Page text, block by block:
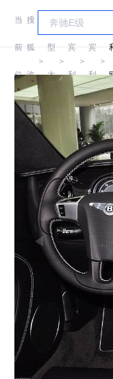
当
前
位
置:
搜
狐
汽
车
＞
车
型
大
＞
宾
利
＞
宾
利
＞